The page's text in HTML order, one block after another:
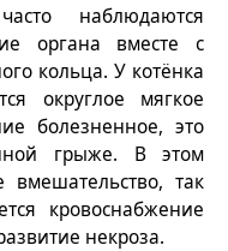
наблюдаются
органа вместе с
кольца. У котёнка
округлое мягкое
болезненное, это
грыже. В этом
вмешательство, так
кровоснабжение
некроза.